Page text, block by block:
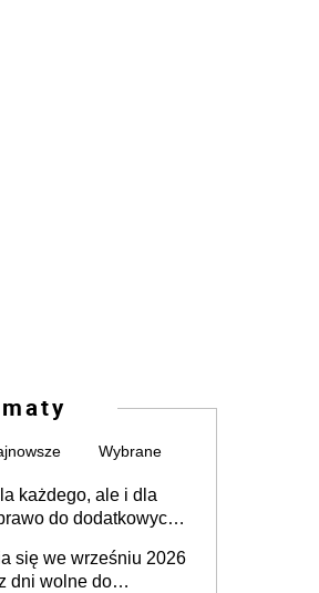
Wybrane
każdego, ale i dla
do dodatkowych
się we wrześniu 2026
dni wolne do